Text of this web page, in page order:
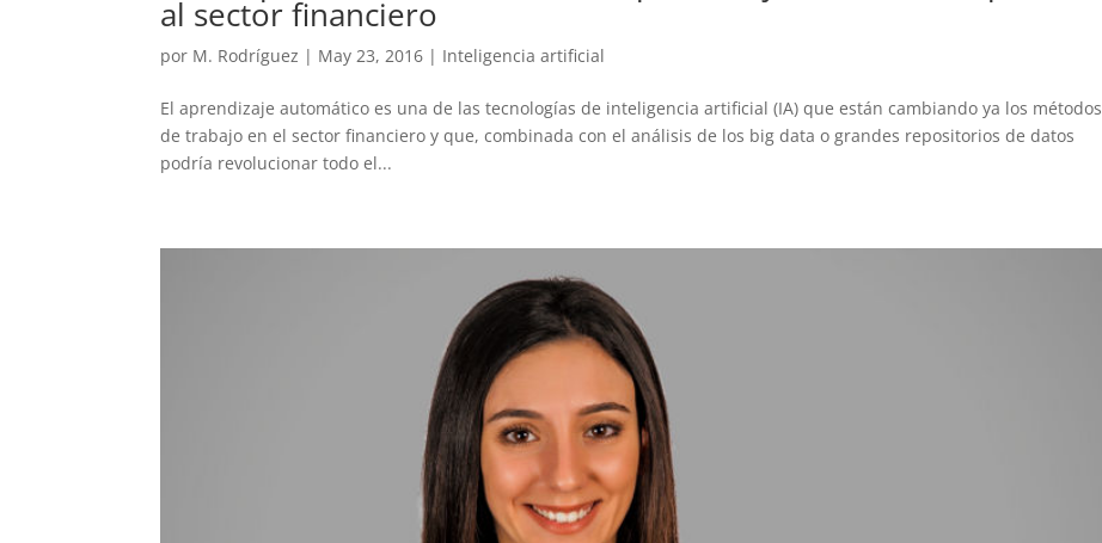
al sector financiero
por M. Rodríguez | May 23, 2016 | Inteligencia artificial
El aprendizaje automático es una de las tecnologías de inteligencia artificial (IA) que están cambiando ya los métodos
de trabajo en el sector financiero y que, combinada con el análisis de los big data o grandes repositorios de datos
podría revolucionar todo el...